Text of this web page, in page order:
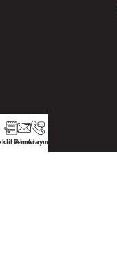
Alın
E-mailArayın